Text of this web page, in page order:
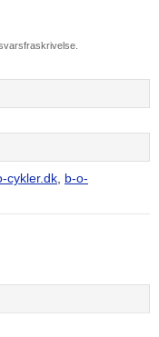
cykler.dk, b-o-